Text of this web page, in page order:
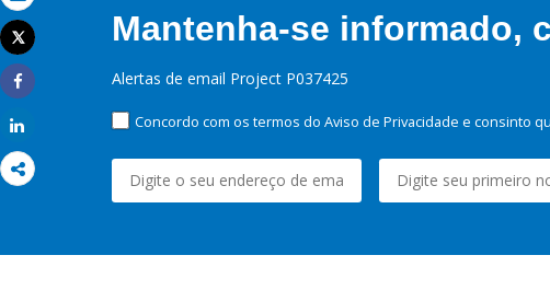
Email
Imprimir
Tweet
Share
Mantenha-se informado,
Alertas de email Project P037425
Concordo com os termos do Aviso de Privacidade e consinto